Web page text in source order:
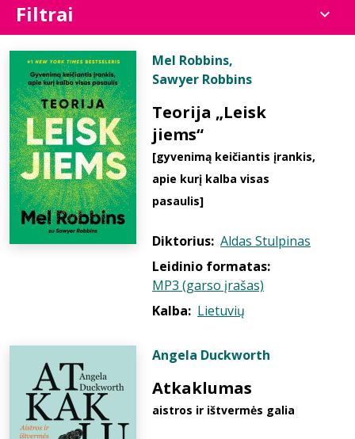
Filtrai
Mel Robbins,
Sawyer Robbins
Teorija „Leisk
jiems“
[gyvenimą keičiantis įrankis,
apie kurį kalba visas
pasaulis]
Diktorius: Aldas Stulpinas
Leidinio formatas:
MP3 (garso įrašas)
Kalba: Lietuvių
Angela Duckworth
Atkaklumas
aistros ir ištvermės galia